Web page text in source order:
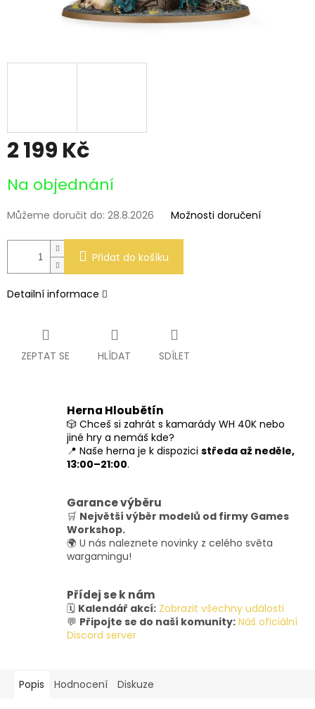
2 199 Kč
cena:
Na objednání
Můžeme doručit do: 28.8.2026 Možnosti doručení
Přidat do košíku
Detailní informace
ZEPTAT SE HLÍDAT SDÍLET
Herna Hloubětín
🎲 Chceš si zahrát s kamarády WH 40K nebo
jiné hry a nemáš kde?
📍 Naše herna je k dispozici středa až neděle,
13:00–21:00.
Garance výběru
🛒 Největší výběr modelů od firmy Games
Workshop.
🌍 U nás naleznete novinky z celého světa
wargamingu!
Přídej se k nám
🗓️ Kalendář akcí: Zobrazit všechny události
💬 Připojte se do naší komunity: Náš oficiální
Discord server
Popis Hodnocení Diskuze